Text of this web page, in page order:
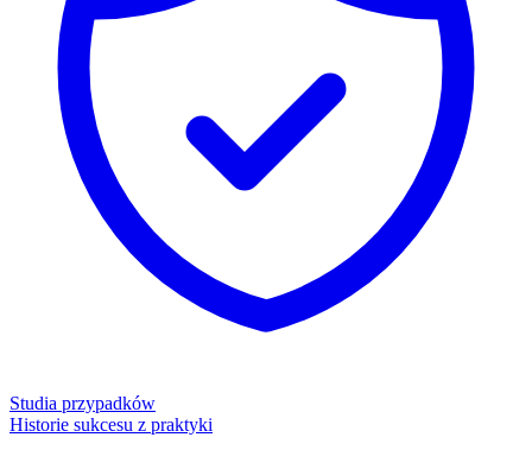
Studia przypadków
Historie sukcesu z praktyki